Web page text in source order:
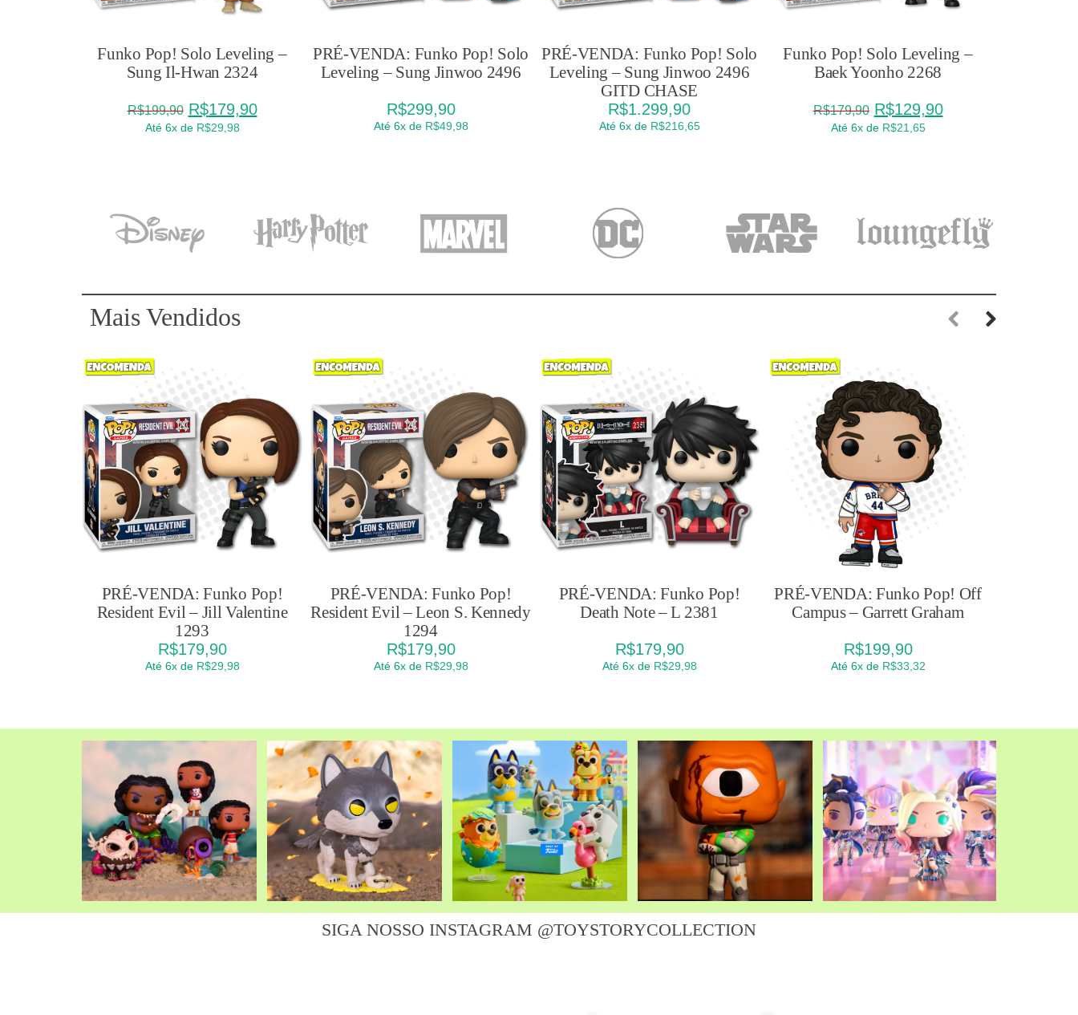
Funko Pop! Solo Leveling –
Sung Il-Hwan 2324
R$199,90 O
preço
R$179,90O
Até 6x de R$29,98
PRÉ-VENDA: Funko Pop! Solo
Leveling – Sung Jinwoo 2496
R$299,90
Até 6x de R$49,98
PRÉ-VENDA: Funko Pop! Solo
Leveling – Sung Jinwoo 2496
GITD CHASE
R$1.299,90
Até 6x de R$216,65
Funko Pop! Solo Leveling –
Baek Yoonho 2268
R$179,90 O
preço
R$129,90O
Até 6x de R$21,65
Mais Vendidos
PRÉ-VENDA: Funko Pop!
Resident Evil – Jill Valentine
1293
R$179,90
Até 6x de R$29,98
PRÉ-VENDA: Funko Pop!
Resident Evil – Leon S. Kennedy
1294
R$179,90
Até 6x de R$29,98
PRÉ-VENDA: Funko Pop!
Death Note – L 2381
R$179,90
Até 6x de R$29,98
PRÉ-VENDA: Funko Pop! Off
Campus – Garrett Graham
R$199,90
Até 6x de R$33,32
SIGA NOSSO INSTAGRAM @TOYSTORYCOLLECTION